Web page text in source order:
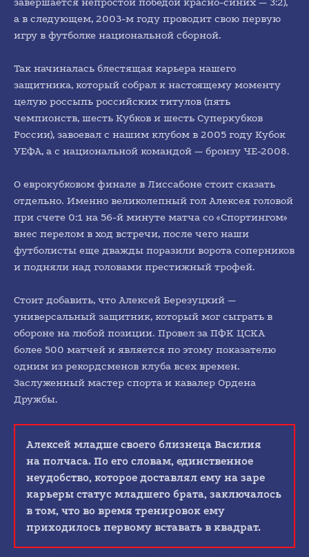
а в следующем, 2003-м году проводит свою первую
игру в футболке национальной сборной.
Так начиналась блестящая карьера нашего
защитника, который собрал к настоящему моменту
целую россыпь российских титулов (пять
чемпионств, шесть Кубков и шесть Суперкубков
России), завоевал с нашим клубом в 2005 году Кубок
УЕФА, а с национальной командой — бронзу ЧЕ-2008.
О еврокубковом финале в Лиссабоне стоит сказать
отдельно. Именно великолепный гол Алексея головой
при счете 0:1 на 56-й минуте матча со «Спортингом»
внес перелом в ход встречи, после чего наши
футболисты еще дважды поразили ворота соперников
и подняли над головами престижный трофей.
Стоит добавить, что Алексей Березуцкий —
универсальный защитник, который мог сыграть в
обороне на любой позиции. Провел за ПФК ЦСКА
более 500 матчей и является по этому показателю
одним из рекордсменов клуба всех времен.
Заслуженный мастер спорта и кавалер Ордена
Дружбы.
Алексей младше своего близнеца Василия
на полчаса. По его словам, единственное
неудобство, которое доставлял ему на заре
карьеры статус младшего брата, заключалось
в том, что во время тренировок ему
приходилось первому вставать в квадрат.